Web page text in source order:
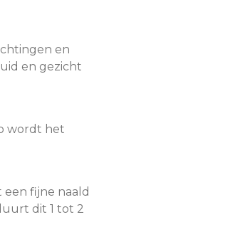
en
en gezicht
wordt het
fijne naald
dit 1 tot 2